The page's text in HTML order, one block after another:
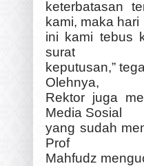
keterbatasan
kami, maka hari
ini kami tebus
surat
keputusan,”
Olehnya,
Rektor juga
Media Sosial
yang sudah
Prof
Mahfudz